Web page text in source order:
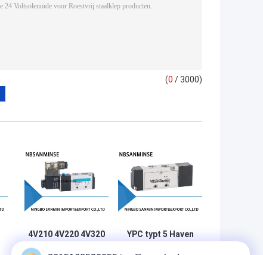
(0 / 3000)
4V210 4V220 4V320
4V410 1/8 „1/4“
YPC typt 5 Haven